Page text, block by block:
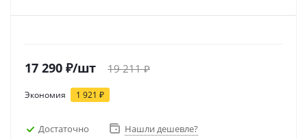
17 290 ₽/шт 19 211₽
Экономия 1 921 ₽
Достаточно
Нашли дешевле?